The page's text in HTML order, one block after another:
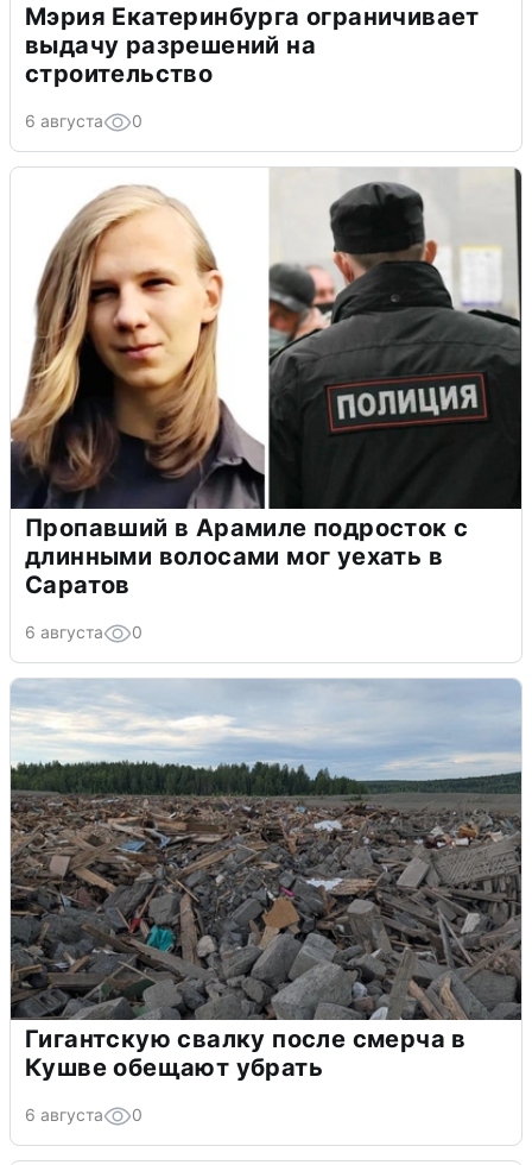
Мэрия Екатеринбурга ограничивает
выдачу разрешений на
строительство
6 августа 0
Пропавший в Арамиле подросток с
длинными волосами мог уехать в
Саратов
6 августа 0
Гигантскую свалку после смерча в
Кушве обещают убрать
6 августа 0